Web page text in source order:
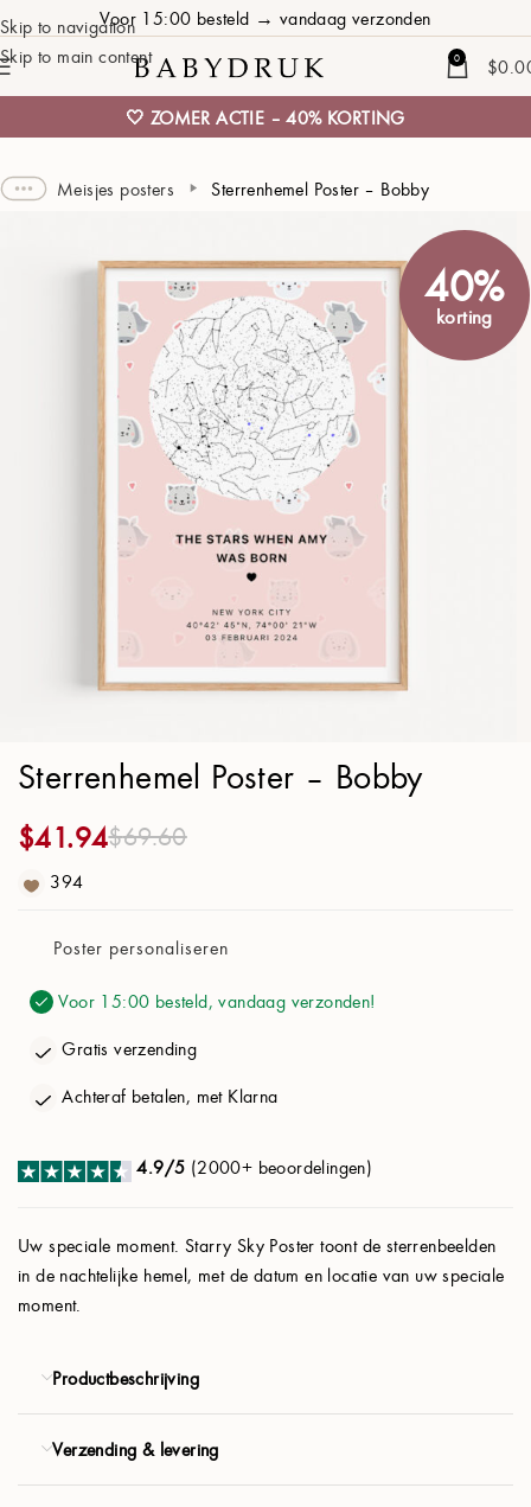
Skip to navigation
Skip to main content
Voor 15:00 besteld → vandaag verzonden
0 $
🤍 ZOMER ACTIE – 40% KORTING
Geboorte van ons kleintje ❤
PLAATS KIEZEN
52°22'03" N, 004°54'15" E
01 JANUARI 2026
Poster Papier
Kaart kleur: Katoenparel
Stijl:
Rooster:
Melkweg:
Personaliseren
Gratis verzending
Meisjes posters Sterrenhemel Poster – Bobby
40%
korting
Sterrenhemel Poster – Bobby
$69.60
$41.94
394
Poster personaliseren
Voor 15:00 besteld, vandaag verzonden!
Gratis verzending
Achteraf betalen, met Klarna
4.9/5 (2000+ beoordelingen)
Uw speciale moment. Starry Sky Poster toont de sterrenbeelden
in de nachtelijke hemel, met de datum en locatie van uw speciale
moment.
Productbeschrijving
Verzending & levering